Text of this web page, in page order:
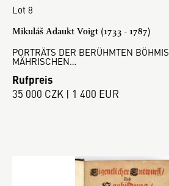
Lot 8
Mikuláš Adaukt Voigt (1733 - 1787)
PORTRÄTS DER BERÜHMTEN
MÄHRISCHEN…
Rufpreis
35 000 CZK | 1 400 EUR